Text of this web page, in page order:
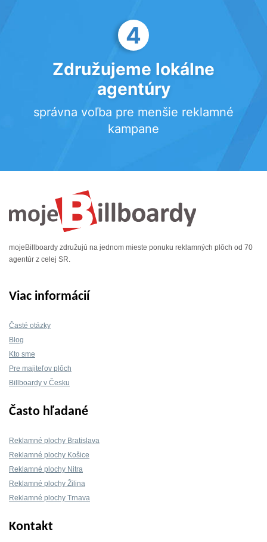
4
Združujeme lokálne
agentúry
správna voľba pre menšie reklamné
kampane
mojeBillboardy združujú na jednom mieste ponuku reklamných plôch od 70
agentúr z celej SR.
Viac informácií
Časté otázky
Blog
Kto sme
Pre majiteľov plôch
Billboardy v Česku
Často hľadané
Reklamné plochy Bratislava
Reklamné plochy Košice
Reklamné plochy Nitra
Reklamné plochy Žilina
Reklamné plochy Trnava
Kontakt